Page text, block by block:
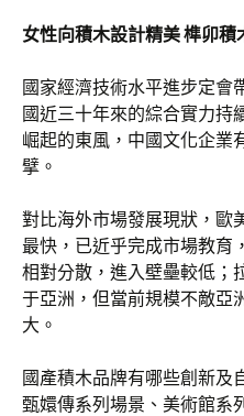
女性向積木設計精美 榫卯積
國家經濟技術水平進步定會
國近三十年來的綜合實力持
崛起的東風，中國文化企業
擘。
對比海外市場發展現狀，歐
最快，已近乎完成市場教育
相對分散，進入壁壘較低；
于亞洲，但當前規模不敵亞
大。
國產積木品牌有哪些創新及
甄嬛傳系列場景、美術館系